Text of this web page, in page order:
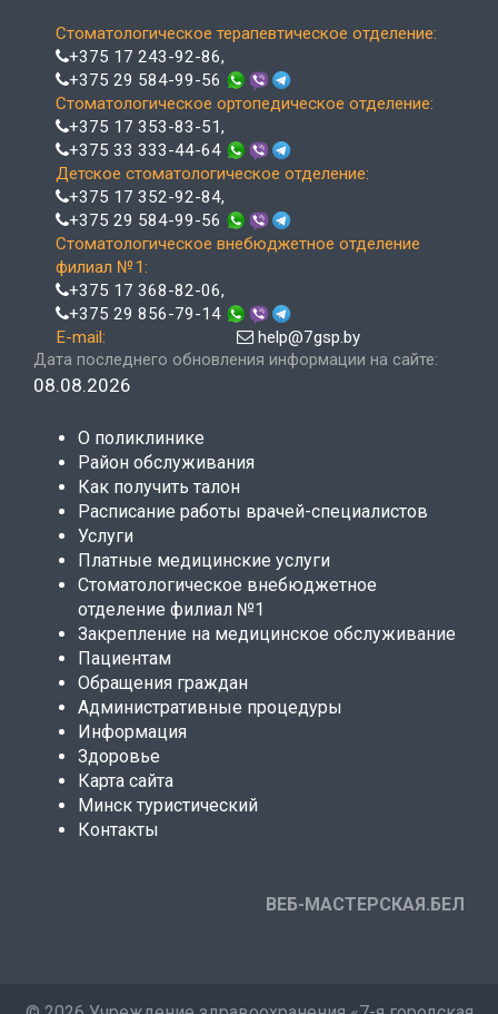
Стоматологическое терапевтическое отделение:
+375 17 243-92-86,
+375 29 584-99-56
Стоматологическое ортопедическое отделение:
+375 17 353-83-51,
+375 33 333-44-64
Детское стоматологическое отделение:
+375 17 352-92-84,
+375 29 584-99-56
Стоматологическое внебюджетное отделение
филиал №1:
+375 17 368-82-06,
+375 29 856-79-14
E-mail:
help@7gsp.by
Дата последнего обновления информации на сайте:
08.08.2026
О поликлинике
Район обслуживания
Как получить талон
Расписание работы врачей-специалистов
Услуги
Платные медицинские услуги
Стоматологическое внебюджетное
отделение филиал №1
Закрепление на медицинское обслуживание
Пациентам
Обращения граждан
Административные процедуры
Информация
Здоровье
Карта сайта
Минск туристический
Контакты
ВЕБ-МАСТЕРСКАЯ.БЕЛ